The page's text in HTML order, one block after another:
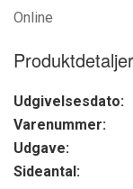
Online
Produktdetaljer
Udgivelsesdato:
Varenummer:
Udgave:
Sideantal: